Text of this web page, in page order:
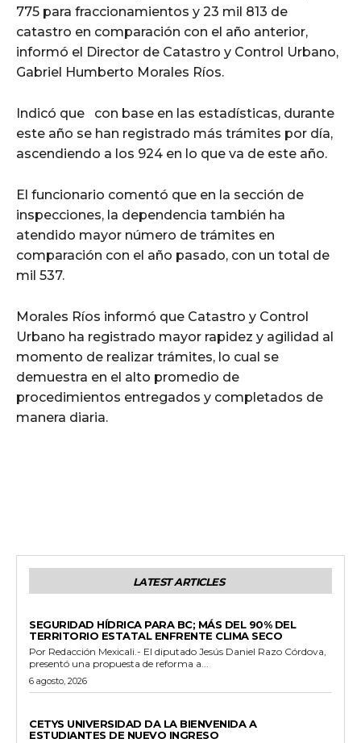
775 para fraccionamientos y 23 mil 813 de
catastro en comparación con el año anterior,
informó el Director de Catastro y Control Urbano,
Gabriel Humberto Morales Ríos.
Indicó que con base en las estadísticas, durante
este año se han registrado más trámites por día,
ascendiendo a los 924 en lo que va de este año.
El funcionario comentó que en la sección de
inspecciones, la dependencia también ha
atendido mayor número de trámites en
comparación con el año pasado, con un total de
mil 537.
Morales Ríos informó que Catastro y Control
Urbano ha registrado mayor rapidez y agilidad al
momento de realizar trámites, lo cual se
demuestra en el alto promedio de
procedimientos entregados y completados de
manera diaria.
LATEST ARTICLES
SEGURIDAD HÍDRICA PARA BC; MÁS DEL 90% DEL
TERRITORIO ESTATAL ENFRENTE CLIMA SECO
Por Redacción Mexicali.- El diputado Jesús Daniel Razo Córdova,
presentó una propuesta de reforma a...
6 agosto, 2026
CETYS UNIVERSIDAD DA LA BIENVENIDA A
ESTUDIANTES DE NUEVO INGRESO